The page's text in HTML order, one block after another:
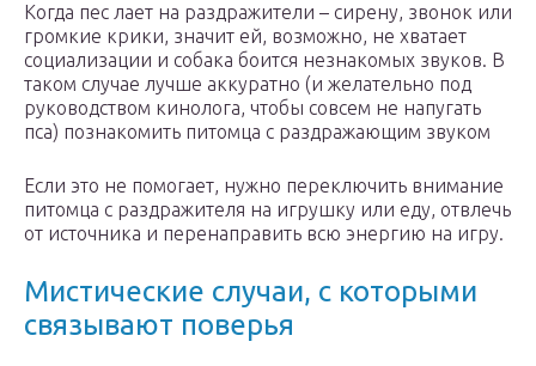
Когда пес лает на раздражители – сирену, звонок или
громкие крики, значит ей, возможно, не хватает
социализации и собака боится незнакомых звуков. В
таком случае лучше аккуратно (и желательно под
руководством кинолога, чтобы совсем не напугать
пса) познакомить питомца с раздражающим звуком
Если это не помогает, нужно переключить внимание
питомца с раздражителя на игрушку или еду, отвлечь
от источника и перенаправить всю энергию на игру.
Мистические случаи, с которыми
связывают поверья